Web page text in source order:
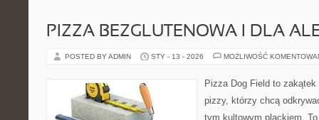
PIZZA BEZGLUTENOWA I DLA
POSTED BY ADMIN STY - 13 - 2026 MOŻLIWOŚĆ
Pizza Dog Field to
pizzy, którzy chcą
tym kultowym plackiem.